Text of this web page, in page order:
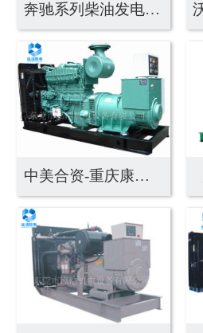
奔驰系列柴油发电机组
中美合资-重庆康明斯